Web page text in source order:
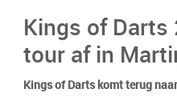
Kings of Darts
tour af in
Kings of Darts komt terug